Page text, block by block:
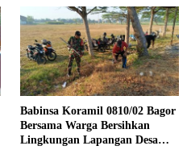
Babinsa Koramil 0810/02 Bagor
Bersama Warga Bersihkan
Lingkungan Lapangan Desa